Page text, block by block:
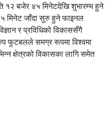
१२ बजेर ४५ मिनेटदेखि शुभारम्भ हुने
मिनेट जाँदा सुरु हुने फाइनल
र प्रविधिको विकाससँगै
फुटबलले समग्र रूपमा विश्वमा
क्षेत्रको विकासका लागि समेत